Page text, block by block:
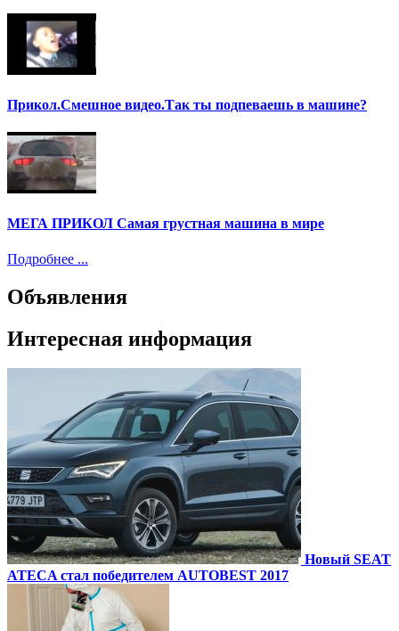
Прикол.Смешное видео.Так ты подпеваешь в машине?
МЕГА ПРИКОЛ Самая грустная машина в мире
Подробнее ...
Объявления
Интересная информация
Новый SEAT
ATECA стал победителем AUTOBEST 2017